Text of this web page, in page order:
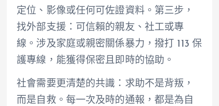
定位、影像或任何可佐證資料。第三步，
找外部支援：可信賴的親友、社工或專
線。涉及家庭或親密關係暴力，撥打 113 保
護專線，能獲得保密且即時的協助。
社會需要更清楚的共識：求助不是背叛，
而是自救。每一次及時的通報，都是為自